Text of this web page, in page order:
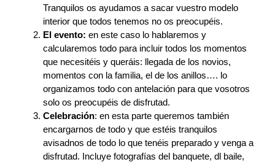
Tranquilos os ayudamos a sacar vuestro modelo
interior que todos tenemos no os preocupéis.
El evento: en este caso lo hablaremos y
calcularemos todo para incluir todos los momentos
que necesitéis y queráis: llegada de los novios,
momentos con la familia, el de los anillos…. lo
organizamos todo con antelación para que vosotros
solo os preocupéis de disfrutad.
Celebración: en esta parte queremos también
encargarnos de todo y que estéis tranquilos
avisadnos de todo lo que tenéis preparado y venga a
disfrutad. Incluye fotografías del banquete, dl baile,